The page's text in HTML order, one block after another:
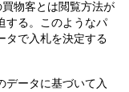
物客とは閲覧方法が
する。このようなパ
タで入札を決定する
データに基づいて入